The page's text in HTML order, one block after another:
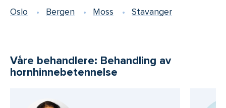
Oslo Bergen Moss Stavanger
Våre behandlere: Behandling av
hornhinnebetennelse